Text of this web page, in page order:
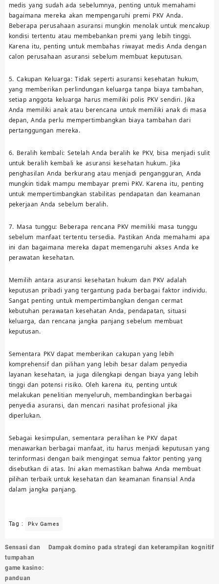
medis yang sudah ada sebelumnya, penting untuk memahami
bagaimana mereka akan mempengaruhi premi PKV Anda.
Beberapa perusahaan asuransi mungkin menolak untuk mencakup
kondisi tertentu atau membebankan premi yang lebih tinggi.
Karena itu, penting untuk membahas riwayat medis Anda dengan
calon perusahaan asuransi sebelum membuat keputusan.
5. Cakupan Keluarga: Tidak seperti asuransi kesehatan hukum,
yang memberikan perlindungan keluarga tanpa biaya tambahan,
setiap anggota keluarga harus memiliki polis PKV sendiri. Jika
Anda memiliki anak atau berencana untuk memiliki anak di masa
depan, Anda perlu mempertimbangkan biaya tambahan dari
pertanggungan mereka.
6. Beralih kembali: Setelah Anda beralih ke PKV, bisa menjadi sulit
untuk beralih kembali ke asuransi kesehatan hukum. Jika
penghasilan Anda berkurang atau menjadi pengangguran, Anda
mungkin tidak mampu membayar premi PKV. Karena itu, penting
untuk mempertimbangkan stabilitas pendapatan dan keamanan
pekerjaan Anda sebelum beralih.
7. Masa tunggu: Beberapa rencana PKV memiliki masa tunggu
sebelum manfaat tertentu tersedia. Pastikan Anda memahami apa
ini dan bagaimana mereka dapat memengaruhi akses Anda ke
perawatan kesehatan.
Memilih antara asuransi kesehatan hukum dan PKV adalah
keputusan pribadi yang tergantung pada berbagai faktor individu.
Sangat penting untuk mempertimbangkan dengan cermat
kebutuhan perawatan kesehatan Anda, pendapatan, situasi
keluarga, dan rencana jangka panjang sebelum membuat
keputusan.
Sementara PKV dapat memberikan cakupan yang lebih
komprehensif dan pilihan yang lebih besar dalam penyedia
layanan kesehatan, ia juga dilengkapi dengan biaya yang lebih
tinggi dan potensi risiko. Oleh karena itu, penting untuk
melakukan penelitian menyeluruh, membandingkan berbagai
penyedia asuransi, dan mencari nasihat profesional jika
diperlukan.
Sebagai kesimpulan, sementara peralihan ke PKV dapat
menawarkan berbagai manfaat, itu harus menjadi keputusan yang
terinformasi dengan baik mengingat semua faktor penting yang
disebutkan di atas. Ini akan memastikan bahwa Anda membuat
pilihan terbaik untuk kesehatan dan keamanan finansial Anda
dalam jangka panjang.
Tag : Pkv Games
Post
navigation
Sensasi dan
tumpahan
game kasino:
panduan
Dampak domino pada strategi dan keterampilan kognitif